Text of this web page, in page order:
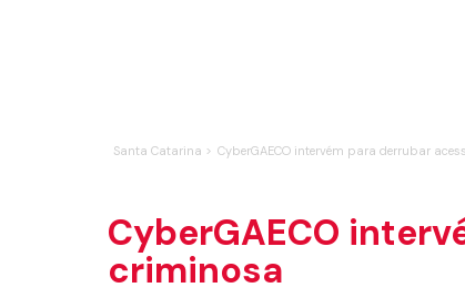
Santa Catarina > CyberGAECO intervém para derrubar
CyberGAECO
criminosa